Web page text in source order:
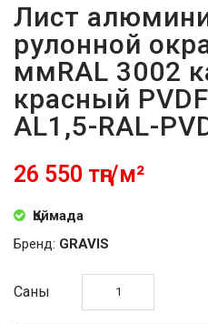
Лист
рулонной
ммRAL 3002
красный
AL1,5-RAL-
26 550 тңг/м²
Қоймада
Бренд: GRAVIS
Саны